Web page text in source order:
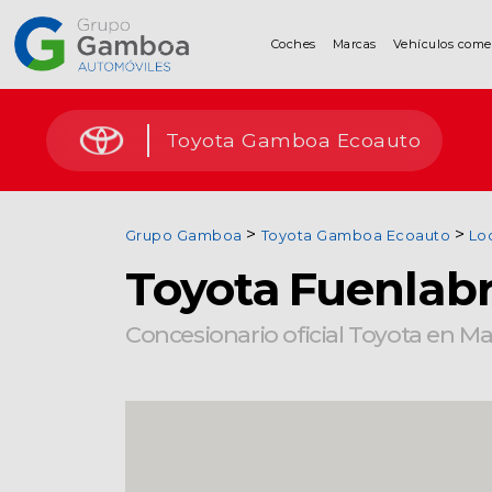
Coches Marcas Vehículos
Coches
Marcas
comerciales
Renting
Toyota Gamboa Ecoauto
Grupo Gamboa Toyota Gamboa Ecoauto
Toyota
Concesionario oficial Toyota en